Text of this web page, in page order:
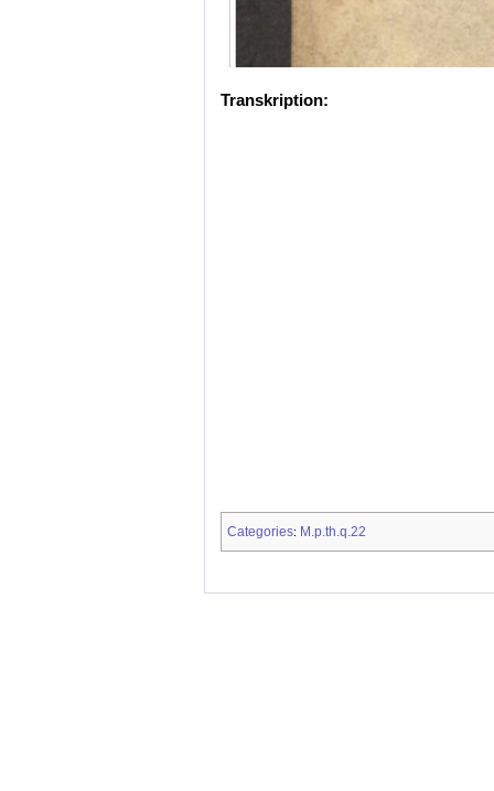
Transkription:
Categories: M.p.th.q.22